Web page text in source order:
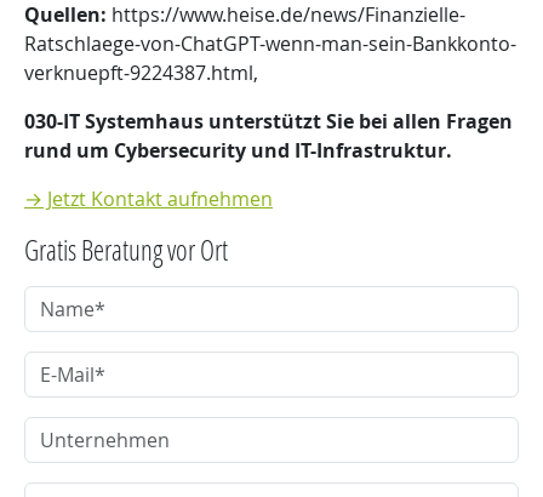
Quellen: https://www.heise.de/news/Finanzielle-
Ratschlaege-von-ChatGPT-wenn-man-sein-Bankkonto-
verknuepft-9224387.html,
030-IT Systemhaus unterstützt Sie bei allen Fragen
rund um Cybersecurity und IT-Infrastruktur.
→ Jetzt Kontakt aufnehmen
Gratis Beratung vor Ort
Name
E-Mail
Unternehmen